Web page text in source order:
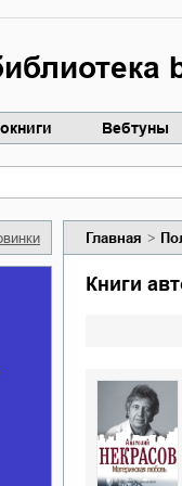
Вебтуны
Главная
Книги